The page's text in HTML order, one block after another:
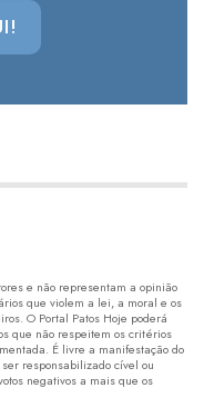
e não representam a opinião
que violem a lei, a moral e os
O Portal Patos Hoje poderá
que não respeitem os critérios
É livre a manifestação do
responsabilizado cível ou
negativos a mais que os